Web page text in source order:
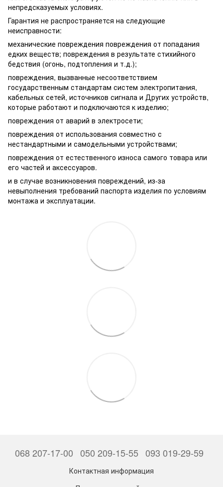
непредсказуемых условиях.
Гарантия не распространяется на следующие
неисправности:
механические повреждения повреждения от попадания
едких веществ; повреждения в результате стихийного
бедствия (огонь, подтопления и т.д.);
повреждения, вызванные несоответствием
государственным стандартам систем электропитания,
кабельных сетей, источников сигнала и Других устройств,
которые работают и подключаются к изделию;
повреждения от аварий в электросети;
повреждения от использования совместно с
нестандартными и самодельными устройствами;
повреждения от естественного износа самого товара или
его частей и аксессуаров.
и в случае возникновения повреждений, из-за
невыполнения требований паспорта изделия по условиям
монтажа и эксплуатации.
068 207-17-00 050 209-15-55 093 019-29-59
Контактная информация